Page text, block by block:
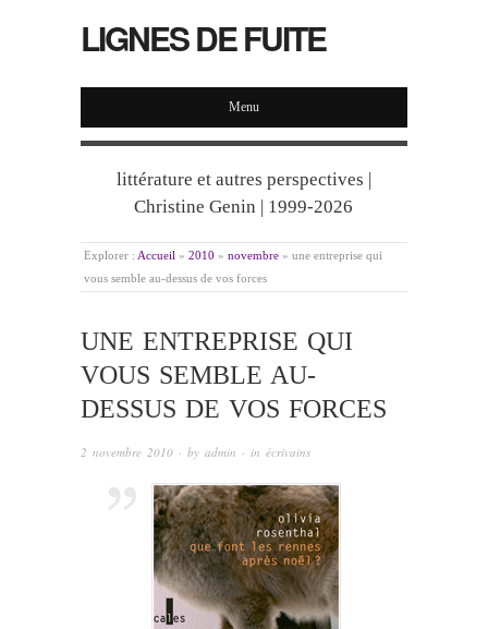
LIGNES DE FUITE
Menu
littérature et autres perspectives |
Christine Genin | 1999-2026
Explorer : Accueil » 2010 » novembre » une entreprise qui
vous semble au-dessus de vos forces
UNE ENTREPRISE QUI
VOUS SEMBLE AU-
DESSUS DE VOS FORCES
2 novembre 2010 · by admin · in écrivains